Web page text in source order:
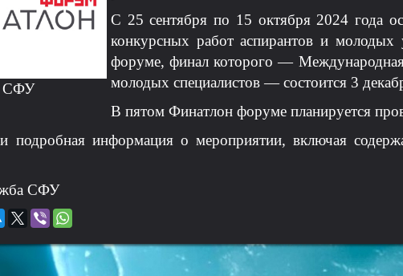
СФУ
С 25 сентября по 15 октября 2024 года
конкурсных работ аспирантов и
форуме, финал которого — Международная
молодых специалистов — состоится 3
В пятом Финатлон форуме планируется
информация о мероприятии, включая
СФУ